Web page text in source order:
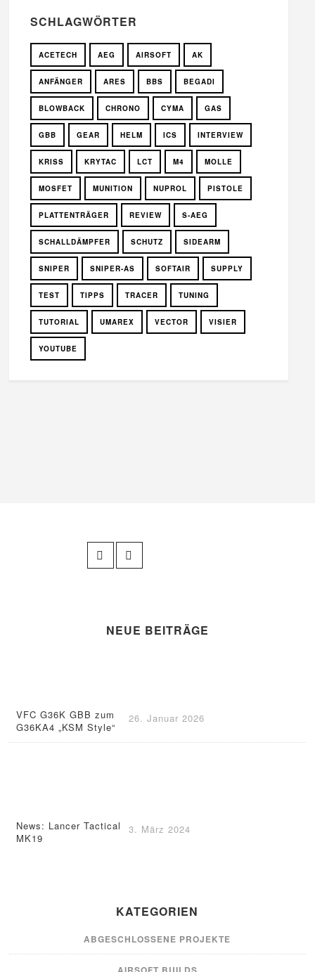
SCHLAGWÖRTER
ACETECH AEG AIRSOFT AK
ANFÄNGER ARES BBS BEGADI
BLOWBACK CHRONO CYMA GAS
GBB GEAR HELM ICS INTERVIEW
KRISS KRYTAC LCT M4 MOLLE
MOSFET MUNITION NUPROL PISTOLE
PLATTENTRÄGER REVIEW S-AEG
SCHALLDÄMPFER SCHUTZ SIDEARM
SNIPER SNIPER-AS SOFTAIR SUPPLY
TEST TIPPS TRACER TUNING
TUTORIAL UMAREX VECTOR VISIER
YOUTUBE
NEUE BEITRÄGE
VFC G36K GBB zum
G36KA4 „KSM Style“
26. Januar 2026
News: Lancer Tactical
MK19
3. März 2024
KATEGORIEN
ABGESCHLOSSENE PROJEKTE